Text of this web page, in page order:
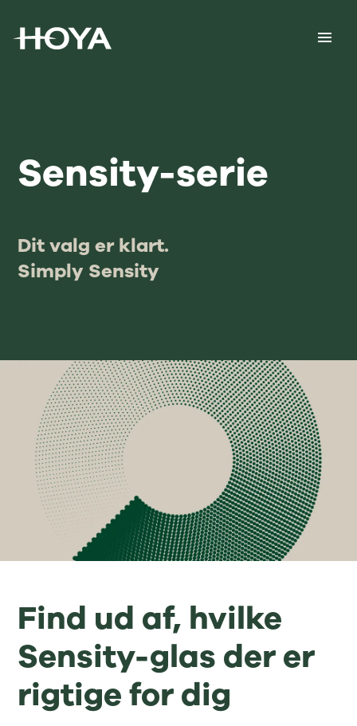
Dit valg er klart.
Simply Sensity
Sensity-serie
Find ud af, hvilke
Sensity-glas der er
rigtige for dig